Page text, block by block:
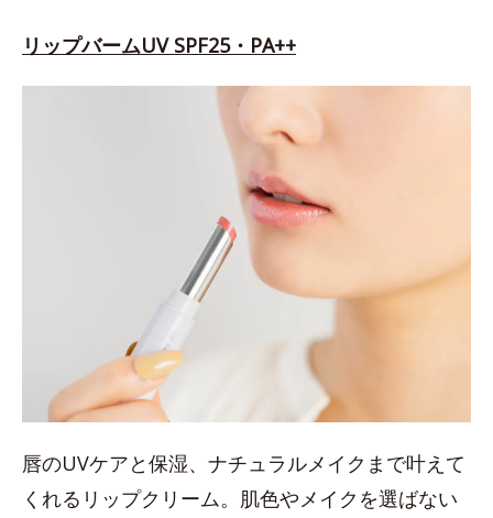
リップバームUV SPF25・PA++
唇のUVケアと保湿、ナチュラルメイクまで叶えて
くれるリップクリーム。肌色やメイクを選ばない